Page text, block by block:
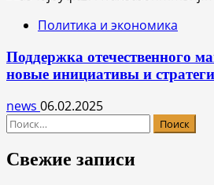
Политика и экономика
Поддержка отечественного
новые инициативы и
news 06.02.2025
Найти:
Свежие записи